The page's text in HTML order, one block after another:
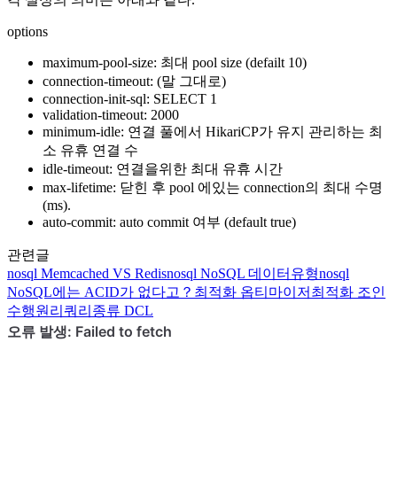
options
maximum-pool-size: 최대 pool size (defailt 10)
connection-timeout: (말 그대로)
connection-init-sql: SELECT 1
validation-timeout: 2000
minimum-idle: 연결 풀에서 HikariCP가 유지 관리하는 최
소 유휴 연결 수
idle-timeout: 연결을위한 최대 유휴 시간
max-lifetime: 닫힌 후 pool 에있는 connection의 최대 수명
(ms).
auto-commit: auto commit 여부 (default true)
관련글
nosql Memcached VS Redisnosql NoSQL 데이터유형nosql
NoSQL에는 ACID가 없다고？ 최적화 옵티마이저 최적화 조인
수행원리 쿼리종류 DCL